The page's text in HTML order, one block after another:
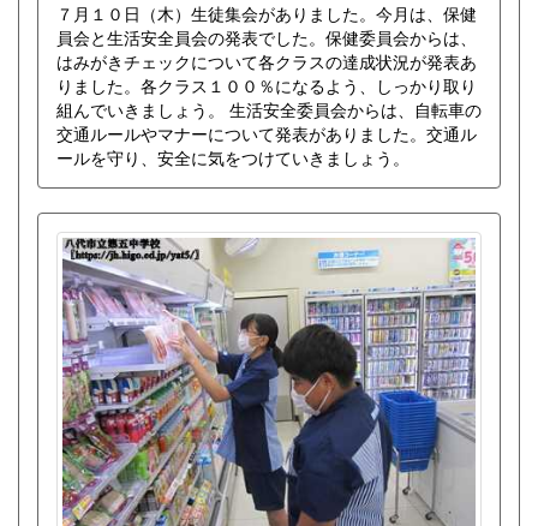
７月１０日（木）生徒集会がありました。今月は、保健
員会と生活安全員会の発表でした。保健委員会からは、
はみがきチェックについて各クラスの達成状況が発表あ
りました。各クラス１００％になるよう、しっかり取り
組んでいきましょう。 生活安全委員会からは、自転車の
交通ルールやマナーについて発表がありました。交通ル
ールを守り、安全に気をつけていきましょう。